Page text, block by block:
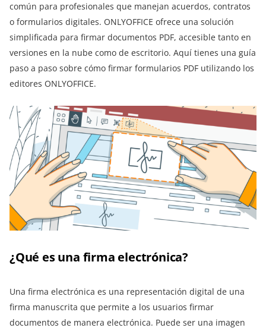
común para profesionales que manejan acuerdos, contratos
o formularios digitales. ONLYOFFICE ofrece una solución
simplificada para firmar documentos PDF, accesible tanto en
versiones en la nube como de escritorio. Aquí tienes una guía
paso a paso sobre cómo firmar formularios PDF utilizando los
editores ONLYOFFICE.
¿Qué es una firma electrónica?
Una firma electrónica es una representación digital de una
firma manuscrita que permite a los usuarios firmar
documentos de manera electrónica. Puede ser una imagen